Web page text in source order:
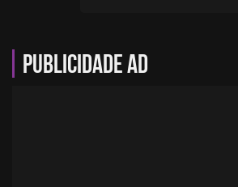
Publicidade AD